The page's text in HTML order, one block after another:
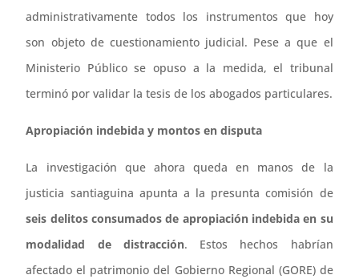
administrativamente todos los instrumentos que hoy
son objeto de cuestionamiento judicial. Pese a que el
Ministerio Público se opuso a la medida, el tribunal
terminó por validar la tesis de los abogados particulares.
Apropiación indebida y montos en disputa
La investigación que ahora queda en manos de la
justicia santiaguina apunta a la presunta comisión de
seis delitos consumados de apropiación indebida en su
modalidad de distracción. Estos hechos habrían
afectado el patrimonio del Gobierno Regional (GORE) de